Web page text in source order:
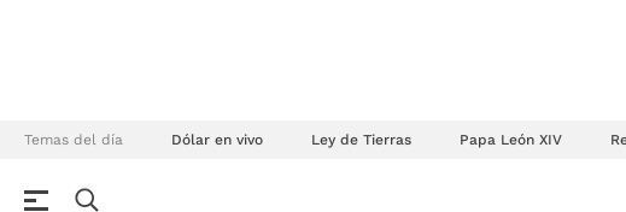
Temas del día Dólar en vivo Ley de Tierras Papa León XIV